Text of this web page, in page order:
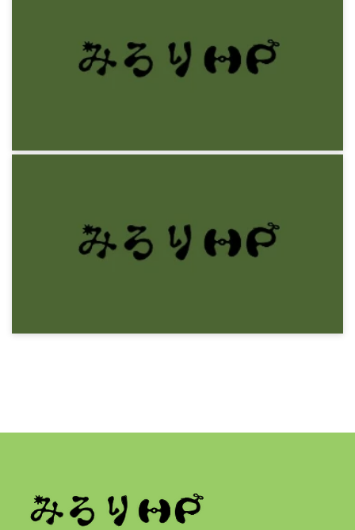
島田裕巳『神も仏も大好きな日本人』
モーム『月と六ペンス』
12年前